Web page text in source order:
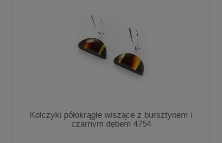
Kolczyki półokrągłe wiszące z bursztynem i
czarnym dębem 4754